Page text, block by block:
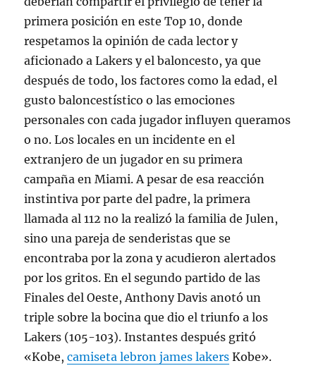
primera posición en este Top 10, donde
respetamos la opinión de cada lector y
aficionado a Lakers y el baloncesto, ya que
después de todo, los factores como la edad, el
gusto baloncestístico o las emociones
personales con cada jugador influyen queramos
o no. Los locales en un incidente en el
extranjero de un jugador en su primera
campaña en Miami. A pesar de esa reacción
instintiva por parte del padre, la primera
llamada al 112 no la realizó la familia de Julen,
sino una pareja de senderistas que se
encontraba por la zona y acudieron alertados
por los gritos. En el segundo partido de las
Finales del Oeste, Anthony Davis anotó un
triple sobre la bocina que dio el triunfo a los
Lakers (105-103). Instantes después gritó
«Kobe,camiseta lebron james lakers Kobe».